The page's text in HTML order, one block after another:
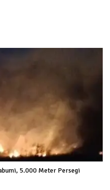
5.000 Meter Persegi